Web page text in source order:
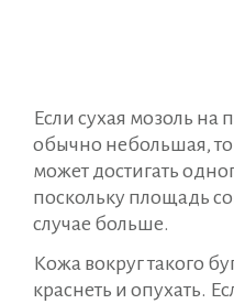
Если сухая мозоль на
обычно небольшая,
может достигать
поскольку площадь
случае больше.
Кожа вокруг такого
краснеть и опухать.